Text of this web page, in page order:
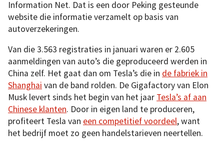
Information Net. Dat is een door Peking gesteunde
website die informatie verzamelt op basis van
autoverzekeringen.
Van die 3.563 registraties in januari waren er 2.605
aanmeldingen van auto’s die geproduceerd werden in
China zelf. Het gaat dan om Tesla’s die in de fabriek in
Shanghai van de band rolden. De Gigafactory van Elon
Musk levert sinds het begin van het jaar Tesla’s af aan
Chinese klanten. Door in eigen land te produceren,
profiteert Tesla van een competitief voordeel, want
het bedrijf moet zo geen handelstarieven neertellen.